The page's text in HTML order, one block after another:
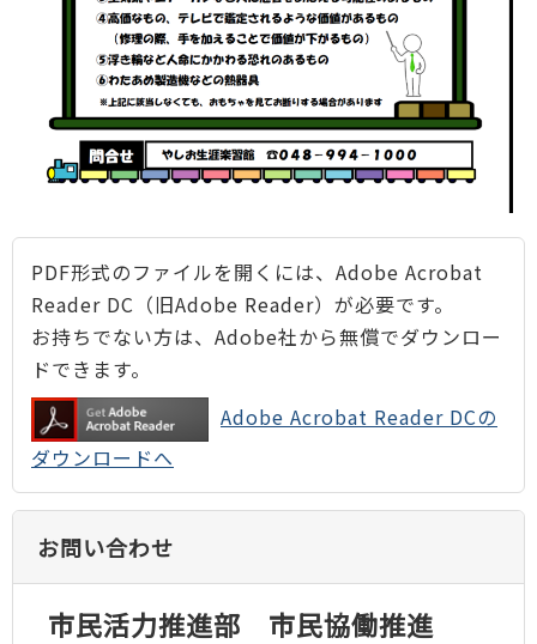
PDF形式のファイルを開くには、Adobe Acrobat
Reader DC（旧Adobe Reader）が必要です。
お持ちでない方は、Adobe社から無償でダウンロー
ドできます。
Adobe Acrobat Reader DCの
ダウンロードへ
お問い合わせ
市民活力推進部 市民協働推進